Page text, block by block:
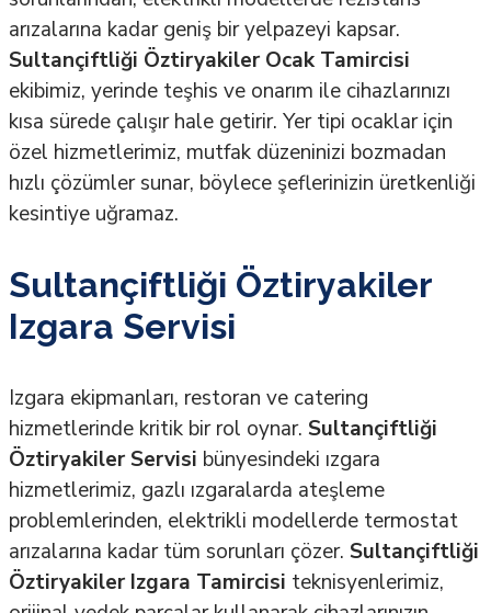
arızalarına kadar geniş bir yelpazeyi kapsar.
Sultançiftliği Öztiryakiler Ocak Tamircisi
ekibimiz, yerinde teşhis ve onarım ile cihazlarınızı
kısa sürede çalışır hale getirir. Yer tipi ocaklar için
özel hizmetlerimiz, mutfak düzeninizi bozmadan
hızlı çözümler sunar, böylece şeflerinizin üretkenliği
kesintiye uğramaz.
Sultançiftliği Öztiryakiler
Izgara Servisi
Izgara ekipmanları, restoran ve catering
hizmetlerinde kritik bir rol oynar. Sultançiftliği
Öztiryakiler Servisi bünyesindeki ızgara
hizmetlerimiz, gazlı ızgaralarda ateşleme
problemlerinden, elektrikli modellerde termostat
arızalarına kadar tüm sorunları çözer. Sultançiftliği
Öztiryakiler Izgara Tamircisi teknisyenlerimiz,